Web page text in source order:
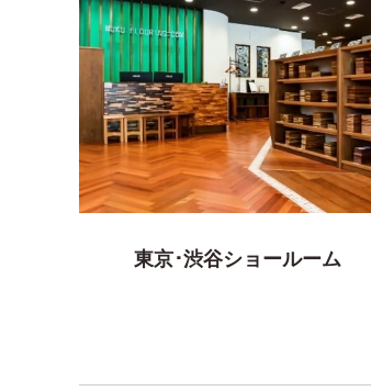
東京･渋谷ショールーム